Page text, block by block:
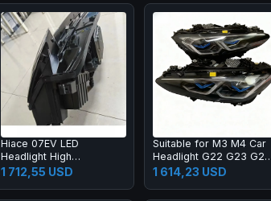
Hiace 07EV LED
Headlight High
Brightness Long Lifespan
Plug & Play
1 712,55 USD
Suitable for M3 M4 Car
Headlight G22 G23 G26
G28 Light-emitting Diode
Headlight
1 614,23 USD